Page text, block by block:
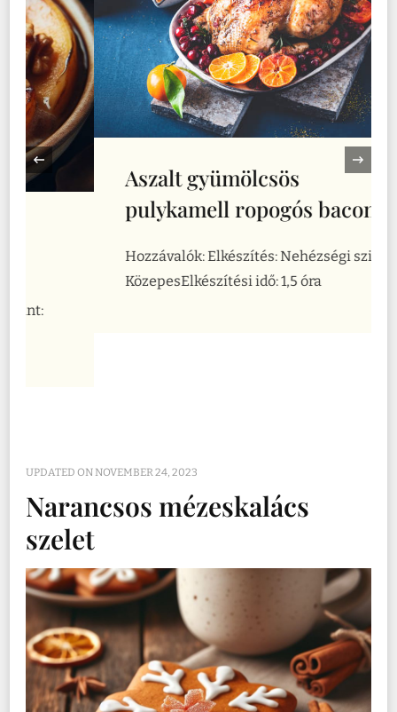
Aszalt gyümölcsös
pulykamell ropogós baconnel
Hozzávalók: Elkészítés: Nehézségi szint:
KözepesElkészítési idő: 1,5 óra
UPDATED ON NOVEMBER 24, 2023
Narancsos mézeskalács
szelet